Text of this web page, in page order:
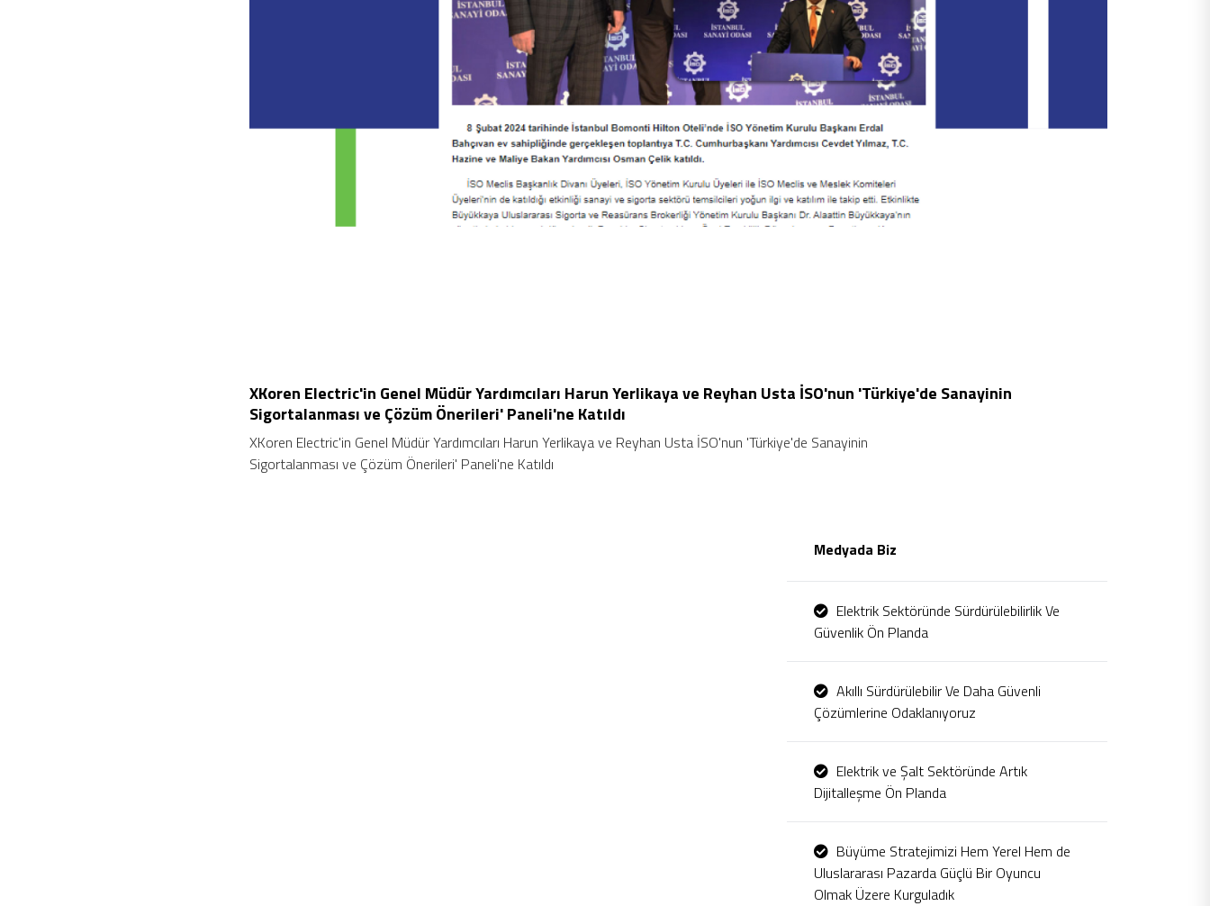
XKoren Electric'in Genel Müdür Yardımcıları Harun Yerlikaya ve Reyhan Usta İSO'nun 'Türkiye'de Sanayinin
Sigortalanması ve Çözüm Önerileri' Paneli'ne Katıldı
XKoren Electric'in Genel Müdür Yardımcıları Harun Yerlikaya ve Reyhan Usta İSO'nun 'Türkiye'de Sanayinin
Sigortalanması ve Çözüm Önerileri' Paneli'ne Katıldı
Medyada Biz
Elektrik Sektöründe Sürdürülebilirlik Ve
Güvenlik Ön Planda
Akıllı Sürdürülebilir Ve Daha Güvenli
Çözümlerine Odaklanıyoruz
Elektrik ve Şalt Sektöründe Artık
Dijitalleşme Ön Planda
Büyüme Stratejimizi Hem Yerel Hem de
Uluslararası Pazarda Güçlü Bir Oyuncu
Olmak Üzere Kurguladık